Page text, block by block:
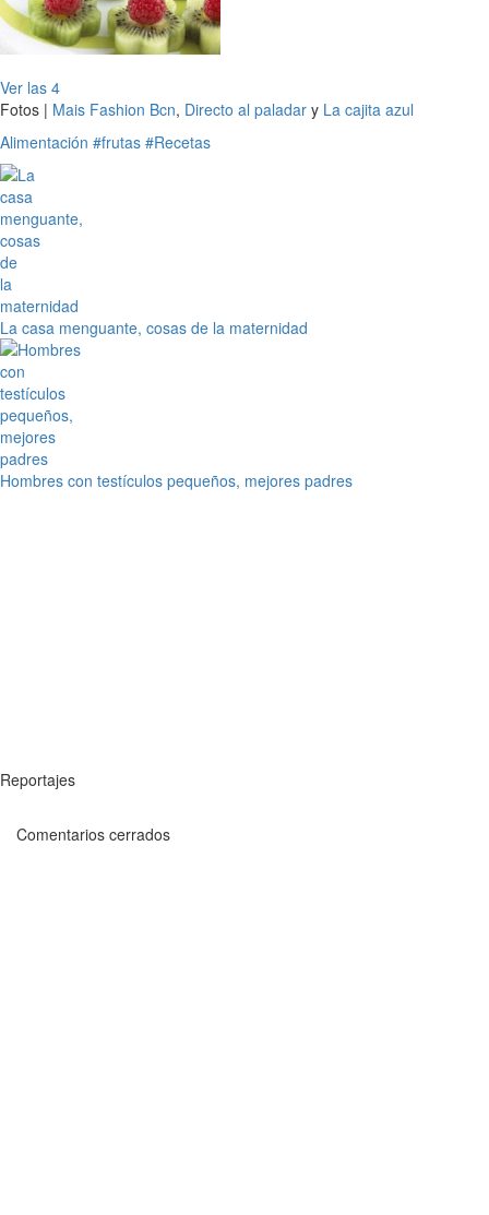
Ver las 4
Fotos | Mais Fashion Bcn, Directo al paladar y La cajita azul
Alimentación #frutas #Recetas
La casa menguante, cosas de la maternidad
Hombres con testículos pequeños, mejores padres
Reportajes
Comentarios cerrados